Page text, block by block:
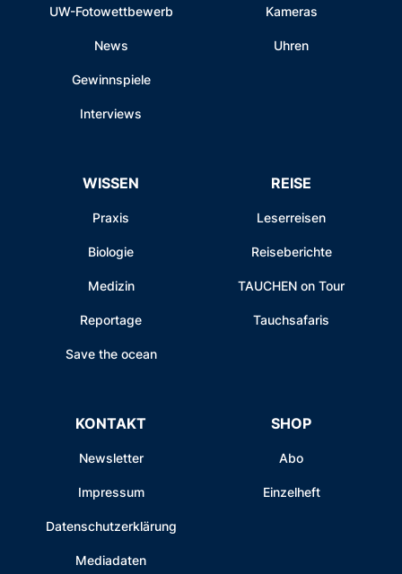
UW-Fotowettbewerb
News
Gewinnspiele
Interviews
Kameras
Uhren
WISSEN
Praxis
Biologie
Medizin
Reportage
Save the ocean
REISE
Leserreisen
Reiseberichte
TAUCHEN on Tour
Tauchsafaris
KONTAKT
Newsletter
Impressum
Datenschutzerklärung
Mediadaten
SHOP
Abo
Einzelheft